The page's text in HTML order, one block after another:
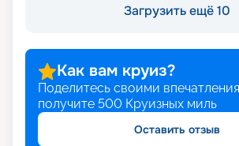
Загрузить ещё 10
Как вам круиз?
Поделитесь своими
получите 500 Круизных миль
Оставить отзыв